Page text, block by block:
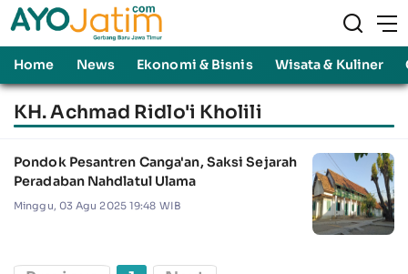
Home News Ekonomi & Bisnis Wisata & Kuliner
KH. Achmad Ridlo'i Kholili
Pondok Pesantren Canga'an, Saksi Sejarah
Peradaban Nahdlatul Ulama
Minggu, 03 Agu 2025 19:48 WIB